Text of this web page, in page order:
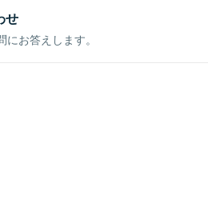
せ
お答えします。